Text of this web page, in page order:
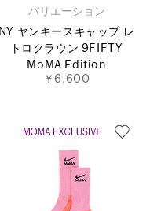
バリエーション
NY ヤンキースキャップ レ
トロクラウン 9FIFTY
MoMA Edition
￥6,600